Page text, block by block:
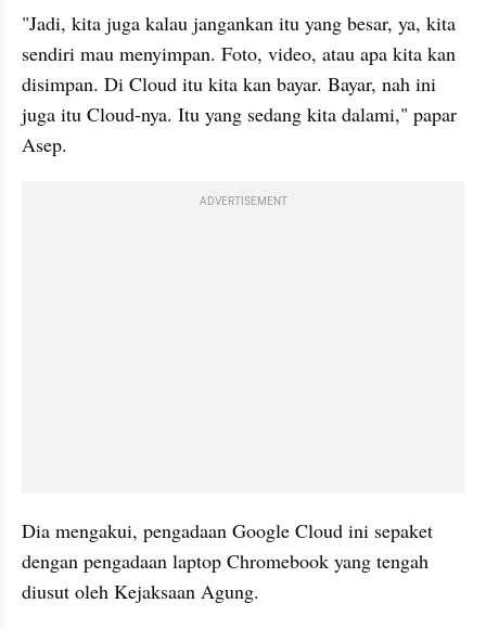
"Jadi, kita juga kalau jangankan itu yang besar, ya, kita
sendiri mau menyimpan. Foto, video, atau apa kita kan
disimpan. Di Cloud itu kita kan bayar. Bayar, nah ini
juga itu Cloud-nya. Itu yang sedang kita dalami," papar
Asep.
ADVERTISEMENT
Dia mengakui, pengadaan Google Cloud ini sepaket
dengan pengadaan laptop Chromebook yang tengah
diusut oleh Kejaksaan Agung.